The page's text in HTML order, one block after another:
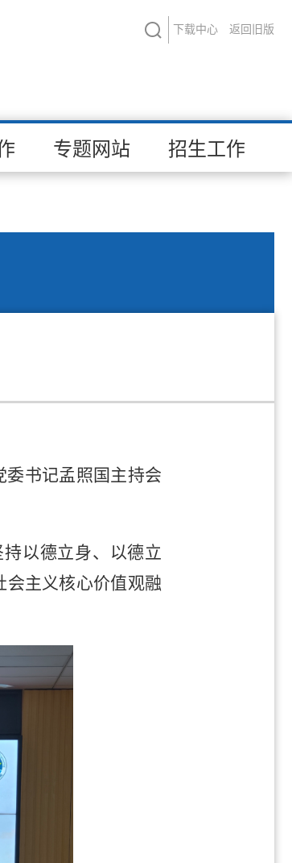
下载中心 返回旧版
专题网站 招生工作
委书记孟照国主持会
以德立身、以德立
会主义核心价值观融